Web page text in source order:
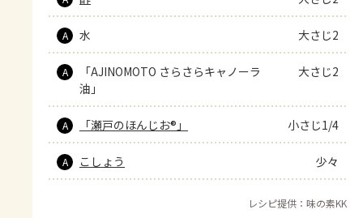
A 水 大さじ2
A
「AJINOMOTO さらさらキャノーラ
油」
大さじ2
A 「瀬戸のほんじお®」 小さじ1/4
A こしょう 少々
レシピ提供：味の素KK